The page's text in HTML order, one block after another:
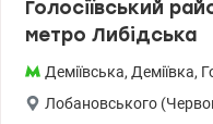
Голосіївський
метро Либідська
Деміївська, Деміївка,
Лобановського